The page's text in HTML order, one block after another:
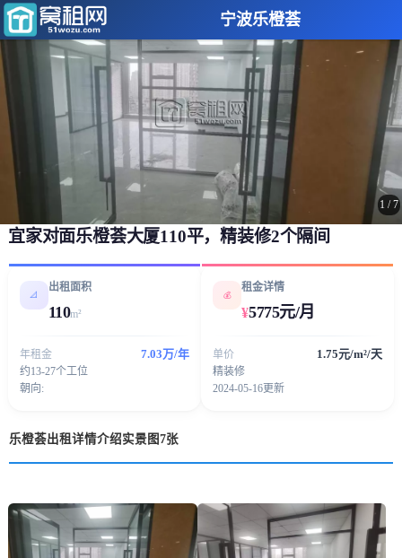
宁波乐橙荟
1 /7
宜家对面乐橙荟大厦110平，精装修2个隔间
📐
出租面积
110m²
年租金 7.03万/年
约13-27个工位
朝向:
💰
租金详情
¥5775元/月
单价 1.75元/m²/天
精装修
2024-05-16更新
乐橙荟出租详情介绍实景图7张